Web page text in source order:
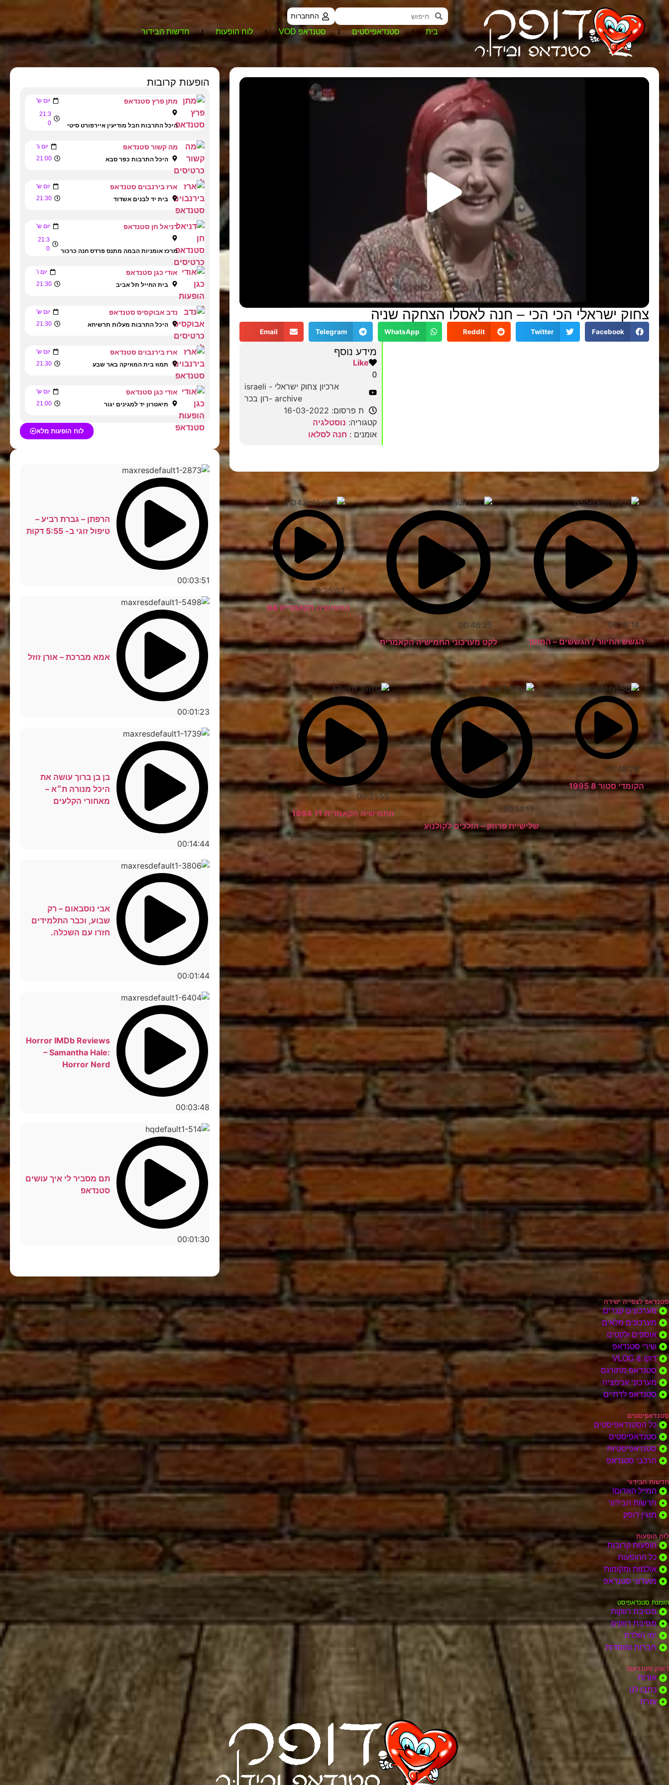
התחברות
בית סטנדאפיסטים סטנדאפ VOD לוח הופעות חדשות הבידור
צחוק ישראלי הכי הכי – חנה לאסלו הצחקה שניה
Facebook
Twitter
Reddit
WhatsApp
Telegram
Email
מידע נוסף
Like
0
ארכיון צחוק ישראלי - israeli
archive -רון בכר
ת פרסום: 16-03-2022
קטגוריה: נוסטלגיה
אומנים : חנה לסלאו
00:15:14
הגשש החיוור / הגששים – המוסך
00:46:25
לקט מערכוני החמישיה הקאמרית
00:25:03
החמישיה הקאמרית 94
00:48:28
הקומדי סטור 8 1995
00:14:13
שלישיית פרוזק – הולכים לקולנוע
00:21:55
החמישיה הקאמרית 11 1994
הופעות קרובות
מתן פרץ סטנדאפ יום ש'
היכל התרבות חבל מודיעין איירפורט סיטי
21:3
0
מה קשור סטנדאפ יום ג'
היכל התרבות כפר סבא 21:00
ארז בירנבוים סטנדאפ יום ש'
בית יד לבנים אשדוד 21:30
דניאל חן סטנדאפ יום ש'
מרכז אומניות הבמה מתנס פרדס חנה כרכור
21:3
0
אודי כגן סטנדאפ יום ו'
בית החייל תל אביב 21:30
נדב אבוקסיס סטנדאפ יום ש'
היכל התרבות מעלות תרשיחא 21:30
ארז בירנבוים סטנדאפ יום ש'
תמוז בית המוזיקה באר שבע 21:30
אודי כגן סטנדאפ יום ש'
תיאטרון יד למגינים יגור 21:00
לוח הופעות מלא
00:03:51
הרפתן – גברת רביע –
טיפול זוגי ב- 5:55 דקות
00:01:23
אמא מברכת – אורן זוזל
00:14:44
בן בן ברוך עושה את
היכל מנורה ת״א –
מאחורי הקלעים
00:01:44
אבי נוסבאום – רק
שבוע, וכבר התלמידים
חזרו עם השכלה.
00:03:48
Horror IMDb Reviews
– Samantha Hale:
Horror Nerd
00:01:30
תם מסביר לי איך עושים
סטנדאפ
סטנדאפ לצפייה ישירה
מערכונים קצרים
מערכונים מלאים
אוספים ולקטים
שירי סטנדאפ
דוקו & VLOG
סטנדאפ מתורגם
מערכוני אנימציה
סטנדאפ לדתיים
סטנדאפיסטים
כל הסטנדאפיסטים
סטנדאפיסטים
סטנדאפיסטיות
הרכבי סטנדאפ
חדשות הבידור
המייל האדום!
חדשות הבידור
מזגין דופק
לוח הופעות
הופעות קרובות
כל ההופעות
אולמות ומקומות
מועדוני סטנדאפ
הזמנת סטנדאפיסט
מסיבת רווקות
מסיבת רווקים
ימי הולדת
חברות ומוסדות
דופק סטנדאפ!
אודות
כתבו לנו
עזרה